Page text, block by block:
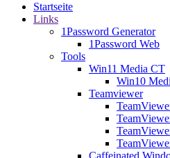
Startseite
Links
1Password Generator
1Password Web
Tools
Win11 Media CT
Win10
Teamviewer
Caffeinated